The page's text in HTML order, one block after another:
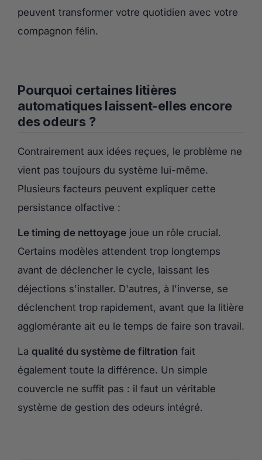
peuvent transformer votre quotidien avec votre
compagnon félin.
Pourquoi certaines litières
automatiques laissent-elles encore
des odeurs ?
Contrairement aux idées reçues, le problème ne
vient pas toujours du système lui-même.
Plusieurs facteurs peuvent expliquer cette
persistance olfactive :
Le timing de nettoyage joue un rôle crucial.
Certains modèles attendent trop longtemps
avant de déclencher le cycle, laissant les
déjections s'installer. D'autres, à l'inverse, se
déclenchent trop rapidement, avant que la litière
agglomérante ait eu le temps de faire son travail.
La qualité du système de filtration fait
également toute la différence. Un simple
couvercle ne suffit pas : il faut un véritable
système de gestion des odeurs intégré.